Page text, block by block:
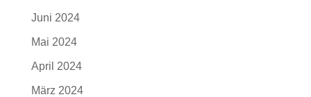
Juni 2024
Mai 2024
April 2024
März 2024